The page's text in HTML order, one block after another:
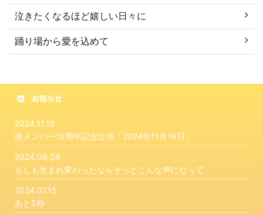
泣きたくなるほど嬉しい日々に
踊り場から愛を込めて
お知らせ
2024.11.18
現メンバー15周年記念公演「2024年11月16日」
2024.09.08
もしも生まれ変わったならそっとこんな声になって
2024.07.15
あと5秒